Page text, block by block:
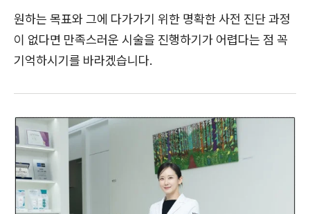
원하는 목표와 그에 다가가기 위한 명확한 사전 진단 과정
이 없다면 만족스러운 시술을 진행하기가 어렵다는 점 꼭
기억하시기를 바라겠습니다.